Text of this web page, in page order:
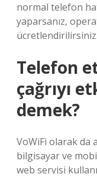
normal telefon
yaparsanız,
ücretlendirilirsiniz.
Telefon
çağrıyı
demek?
VoWiFi olarak da
bilgisayar ve
web servisi